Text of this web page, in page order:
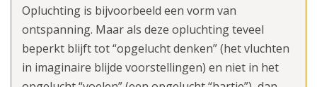
Opluchting is bijvoorbeeld een vorm van
ontspanning. Maar als deze opluchting teveel
beperkt blijft tot “opgelucht denken” (het vluchten
in imaginaire blijde voorstellingen) en niet in het